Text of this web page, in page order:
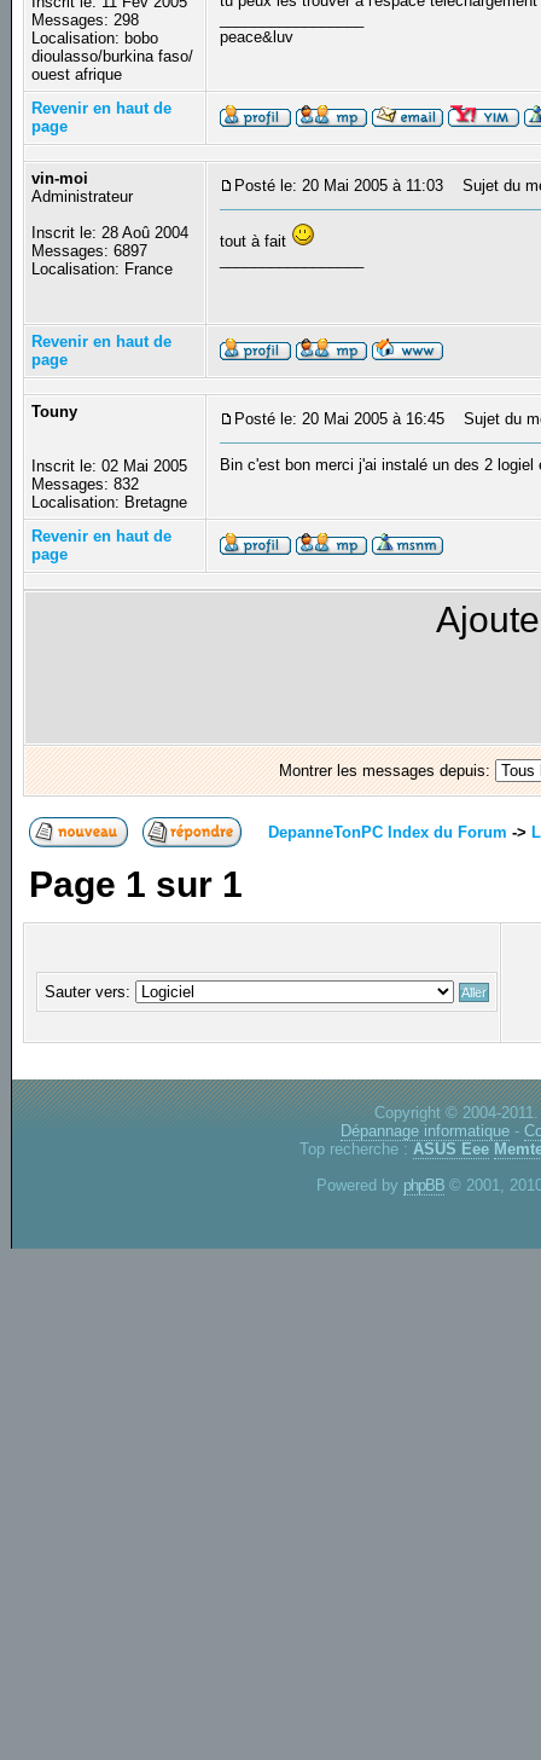
Messages: 298
Localisation: bobo
dioulasso/burkina faso/
ouest afrique
peace&luv
Revenir en haut de
page
vin-moi
Administrateur
Inscrit le: 28 Aoû 2004
Messages: 6897
Localisation: France
Posté le: 20 Mai 2005 à 11:03 Sujet du
tout à fait
Revenir en haut de
page
Touny
Inscrit le: 02 Mai 2005
Messages: 832
Localisation: Bretagne
Posté le: 20 Mai 2005 à 16:45 Sujet du
Bin c'est bon merci j'ai instalé un des 2
Revenir en haut de
page
Montrer les messages depuis:
DepanneTonPC Index du Forum ->
Page 1 sur 1
Sauter vers:
Copyright © 2004-
Dépannage informatique -
Top recherche : ASUS Eee
Powered by phpBB © 2001,